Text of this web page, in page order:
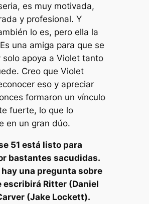
es muy motivada,
y profesional. Y
lo es, pero ella la
una amiga para que se
solo apoya a Violet tanto
Creo que Violet
eso y apreciar
formaron un vínculo
fuerte, lo que lo
en un gran dúo.
51 está listo para
bastantes sacudidas.
hay una pregunta sobre
escribirá Ritter (Daniel
(Jake Lockett).